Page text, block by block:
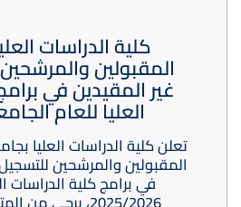
كلية الدراسات
المقبولين
غير المقيدين في
العليا للعام الجامعي
تعلن كلية الدراسات العليا
المقبولين والمرشحين
في برامج كلية الدراسات